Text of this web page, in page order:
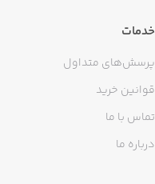
خدمات
پرسش‌های متداول
قوانین خرید
تماس با ما
درباره ما